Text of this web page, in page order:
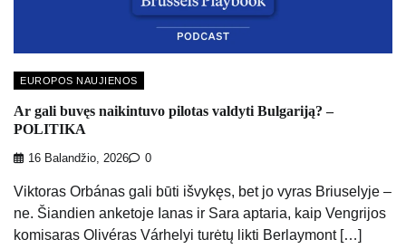
EUROPOS NAUJIENOS
Ar gali buvęs naikintuvo pilotas valdyti Bulgariją? –
POLITIKA
16 Balandžio, 2026 0
Viktoras Orbánas gali būti išvykęs, bet jo vyras Briuselyje –
ne. Šiandien anketoje Ianas ir Sara aptaria, kaip Vengrijos
komisaras Olivéras Várhelyi turėtų likti Berlaymont […]